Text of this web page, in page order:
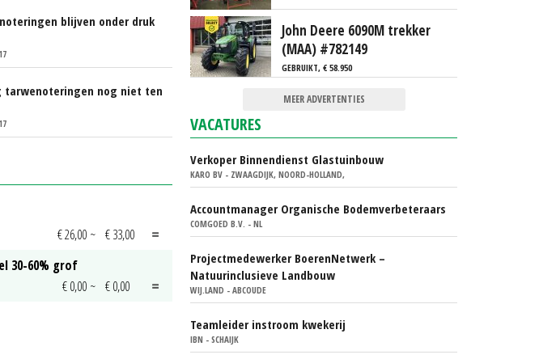
blijven onder druk
tarwenoteringen nog niet ten
€ 26,00 ~ € 33,00
30-60% grof
€ 0,00 ~ € 0,00
John Deere 6090M trekker
(MAA) #782149
GEBRUIKT, € 58.950
MEER ADVERTENTIES
VACATURES
Verkoper Binnendienst Glastuinbouw
KARO BV - ZWAAGDIJK, NOORD-HOLLAND,
Accountmanager Organische Bodemverbeteraars
COMGOED B.V. - NL
Projectmedewerker BoerenNetwerk –
Natuurinclusieve Landbouw
WIJ.LAND - ABCOUDE
Teamleider instroom kwekerij
IBN - SCHAIJK